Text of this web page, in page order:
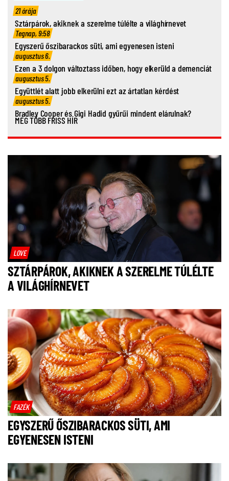
21 órája
Sztárpárok, akiknek a szerelme túlélte a világhírnevet
Tegnap, 9:58
Egyszerű őszibarackos süti, ami egyenesen isteni
augusztus 6.
Ezen a 3 dolgon változtass időben, hogy elkerüld a demenciát
augusztus 5.
Együttlét alatt jobb elkerülni ezt az ártatlan kérdést
augusztus 5.
Bradley Cooper és Gigi Hadid gyűrűi mindent elárulnak?
MÉG TÖBB FRISS HÍR
LOVE
SZTÁRPÁROK, AKIKNEK A SZERELME TÚLÉLTE
A VILÁGHÍRNEVET
FAZÉK
EGYSZERŰ ŐSZIBARACKOS SÜTI, AMI
EGYENESEN ISTENI